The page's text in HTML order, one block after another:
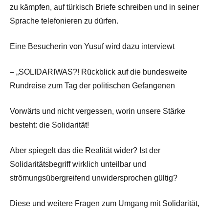
zu kämpfen, auf türkisch Briefe schreiben und in seiner
Sprache telefonieren zu dürfen.
Eine Besucherin von Yusuf wird dazu interviewt
– „SOLIDARIWAS?! Rückblick auf die bundesweite
Rundreise zum Tag der politischen Gefangenen
Vorwärts und nicht vergessen, worin unsere Stärke
besteht: die Solidarität!
Aber spiegelt das die Realität wider? Ist der
Solidaritätsbegriff wirklich unteilbar und
strömungsübergreifend unwidersprochen gültig?
Diese und weitere Fragen zum Umgang mit Solidarität,